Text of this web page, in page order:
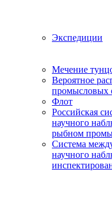
Экспедиции
Мечение
Вероятное
промысловых
Флот
Российская
научного
рыбном
Система
научного